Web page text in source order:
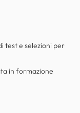
test e selezioni per
in formazione